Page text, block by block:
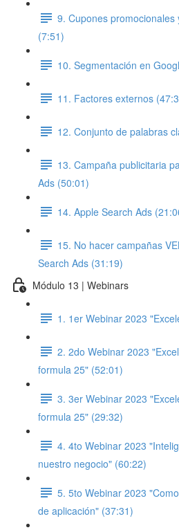
9. Cupones
(7:51)
10. Segmentación en
11. Factores externos
12. Conjunto de palabras
13. Campaña publicitaria
Ads (50:01)
14. Apple Search Ads
15. No hacer campañas
Search Ads (31:19)
Módulo 13 | Webinars
1. 1er Webinar 2023
2. 2do Webinar 2023
formula 25" (52:01)
3. 3er Webinar 2023
formula 25" (29:32)
4. 4to Webinar 2023
nuestro negocio" (60:22)
5. 5to Webinar 2023
de aplicación" (37:31)